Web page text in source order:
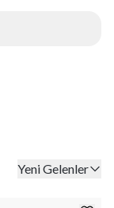
Yeni Gelenler